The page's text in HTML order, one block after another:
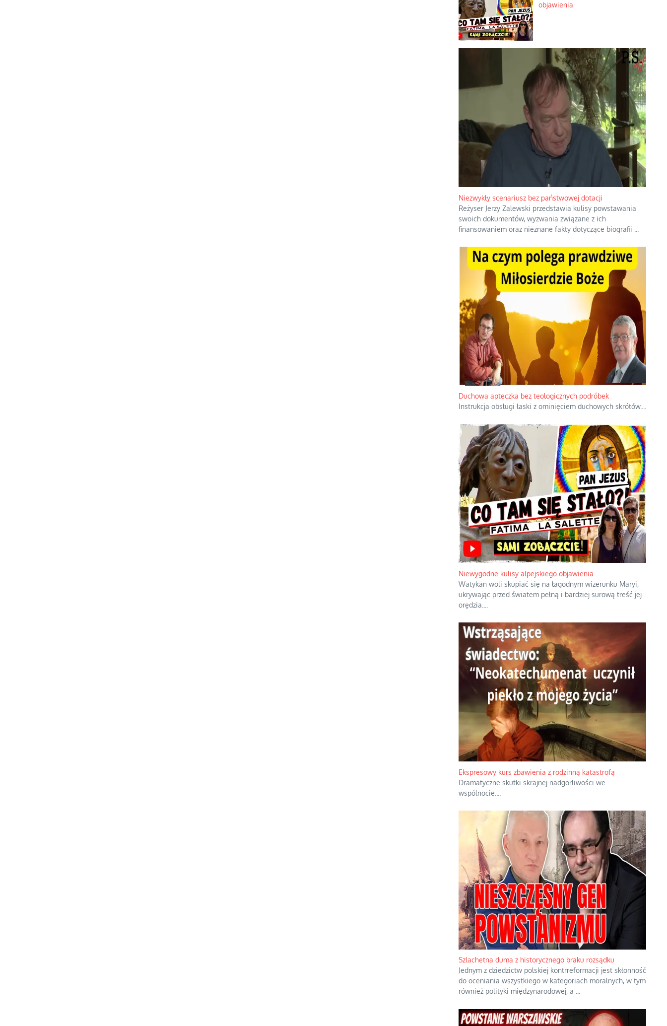
objawienia
Niezwykły scenariusz bez państwowej dotacji
Reżyser Jerzy Zalewski przedstawia kulisy powstawania
swoich dokumentów, wyzwania związane z ich
finansowaniem oraz nieznane fakty dotyczące biografii
Duchowa apteczka bez teologicznych podróbek
Instrukcja obsługi łaski z ominięciem duchowych skrótów.
Niewygodne kulisy alpejskiego objawienia
Watykan woli skupiać się na łagodnym wizerunku Maryi,
ukrywając przed światem pełną i bardziej surową treść jej
orędzia.
Ekspresowy kurs zbawienia z rodzinną katastrofą
Dramatyczne skutki skrajnej nadgorliwości we
wspólnocie.
Szlachetna duma z historycznego braku rozsądku
Jednym z dziedzictw polskiej kontrreformacji jest skłonność
do oceniania wszystkiego w kategoriach moralnych, w tym
również polityki międzynarodowej, a